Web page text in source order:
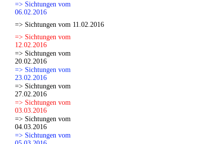
=> Sichtungen vom
06.02.2016
=> Sichtungen vom 11.02.2016
=> Sichtungen vom
12.02.2016
=> Sichtungen vom
20.02.2016
=> Sichtungen vom
23.02.2016
=> Sichtungen vom
27.02.2016
=> Sichtungen vom
03.03.2016
=> Sichtungen vom
04.03.2016
=> Sichtungen vom